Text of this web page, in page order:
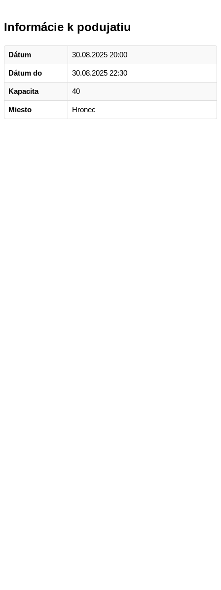
Informácie k podujatiu
Dátum 30.08.2025 20:00
Dátum do 30.08.2025 22:30
Kapacita 40
Miesto Hronec